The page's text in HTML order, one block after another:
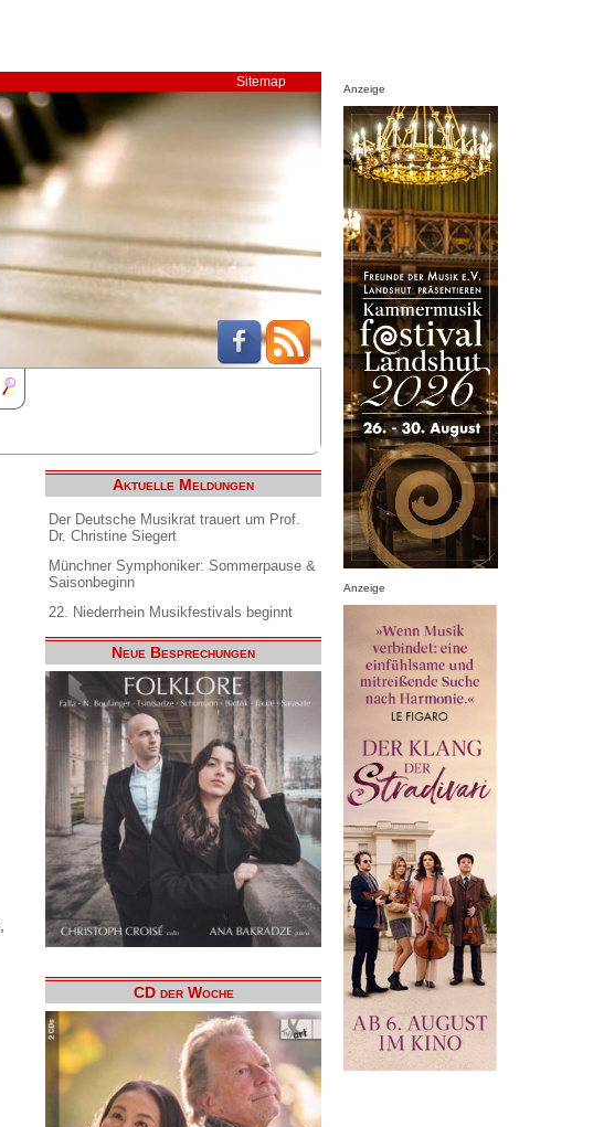
Sitemap
Aktuelle Meldungen
Der Deutsche Musikrat trauert um Prof.
Dr. Christine Siegert
Münchner Symphoniker: Sommerpause &
Saisonbeginn
22. Niederrhein Musikfestivals beginnt
Neue Besprechungen
CD der Woche
Anzeige
Anzeige